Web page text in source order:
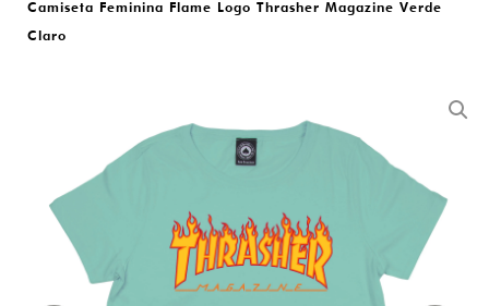
Camiseta Feminina Flame Logo Thrasher Magazine Verde
Claro